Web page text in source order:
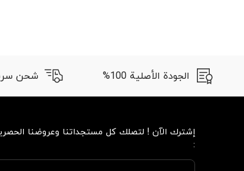
الجودة الأصلية 100% شحن
إشترك الآن ! لتصلك كل مستجداتنا وعروضنا
: